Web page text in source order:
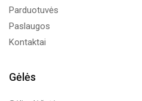
Parduotuvės
Paslaugos
Kontaktai
Gėlės